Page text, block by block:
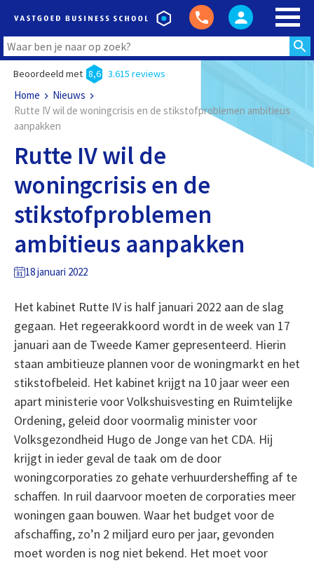
Beoordeeld met 8,6 3.615 reviews
Home
Nieuws
Rutte IV wil de woningcrisis en de stikstofproblemen ambitieus
aanpakken
Rutte IV wil de
woningcrisis en de
stikstofproblemen
ambitieus aanpakken
18 januari 2022
Het kabinet Rutte IV is half januari 2022 aan de slag
gegaan. Het regeerakkoord wordt in de week van 17
januari aan de Tweede Kamer gepresenteerd. Hierin
staan ambitieuze plannen voor de woningmarkt en het
stikstofbeleid. Het kabinet krijgt na 10 jaar weer een
apart ministerie voor Volkshuisvesting en Ruimtelijke
Ordening, geleid door voormalig minister voor
Volksgezondheid Hugo de Jonge van het CDA. Hij
krijgt in ieder geval de taak om de door
woningcorporaties zo gehate verhuurdersheffing af te
schaffen. In ruil daarvoor moeten de corporaties meer
woningen gaan bouwen. Waar het budget voor de
afschaffing, zo’n 2 miljard euro per jaar, gevonden
moet worden is nog niet bekend. Het moet voor